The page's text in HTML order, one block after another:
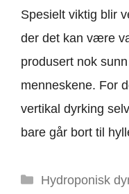
Spesielt viktig blir
der det kan være
produsert nok
menneskene. For
vertikal dyrking
bare går bort til
Kategorier
Hydroponisk